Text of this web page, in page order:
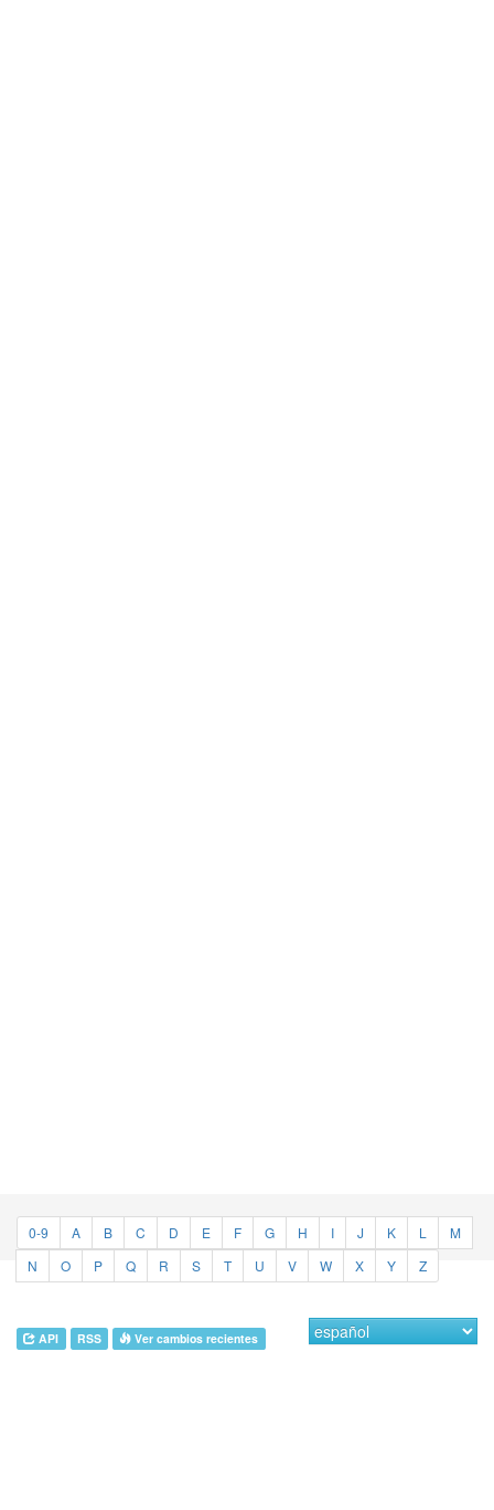
0-9 A B C D E F G H I J K L
M
N
O P Q R S T U V W X Y Z
API RSS Ver cambios recientes